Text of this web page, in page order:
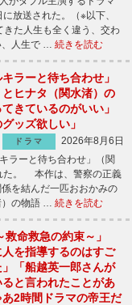
放送された。（※以下、
た人生も全く違う、交わ
、人生で … 続きを読む
ラーと待ち合わせ」
とヒナタ（関水渚）の
きているのがいい」
ッズ欲しい」
ドラマ
2026年8月6日
ラーと待ち合わせ」（関
た。 本作は、警察の正義
を結んだ一匹おおかみの
）の物語 … 続きを読む
救命救急の約束～」
人を指導するのはすご
「船越英一郎さんが
ると言われたことがあ
2時間ドラマの帝王だ